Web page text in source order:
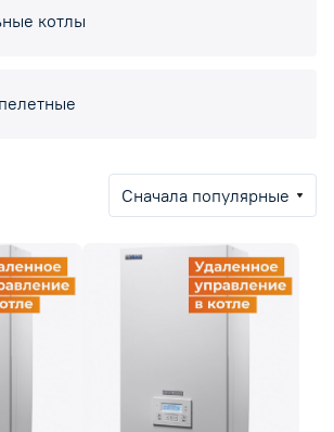
котлы
Сначала популярные